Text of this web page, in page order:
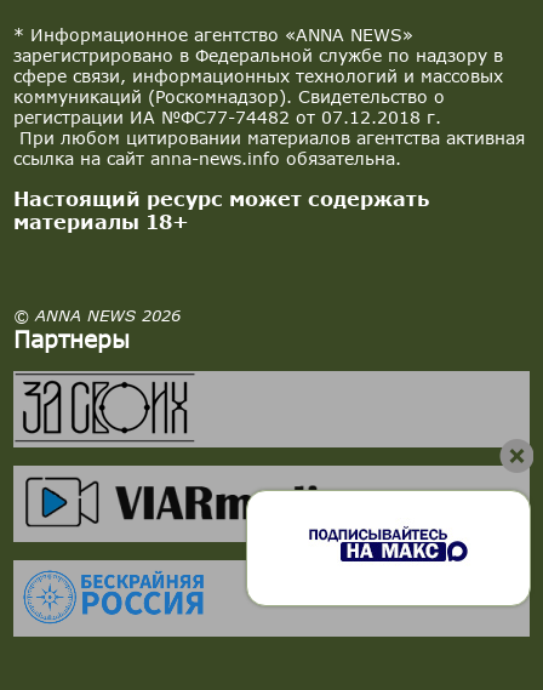
* Информационное агентство «ANNA NEWS»
зарегистрировано в Федеральной службе по надзору в
сфере связи, информационных технологий и массовых
коммуникаций (Роскомнадзор). Свидетельство о
регистрации ИА №ФС77-74482 от 07.12.2018 г.
При любом цитировании материалов агентства активная
ссылка на сайт anna-news.info обязательна.
Настоящий ресурс может содержать
материалы 18+
© ANNA NEWS 2026
Партнеры